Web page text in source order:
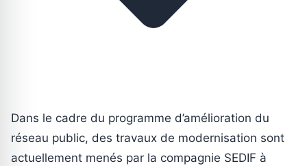
Dans le cadre du programme d’amélioration du
réseau public, des travaux de modernisation sont
actuellement menés par la compagnie SEDIF à